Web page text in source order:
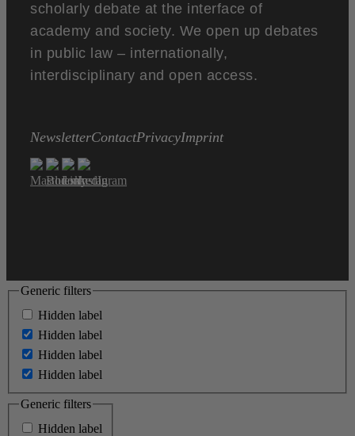
scholarly debate at the interface of
academy and society. We open up debates
in public law – internationally,
interdisciplinary and open access.
NewsletterContactPrivacyImprint
Generic filters
Hidden label
Hidden label
Hidden label
Hidden label
Generic filters
Hidden label